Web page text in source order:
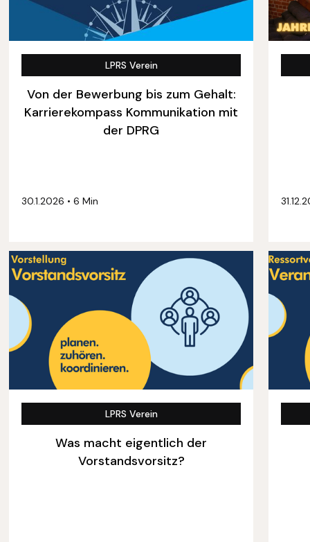
LPRS Verein
Von der Bewerbung bis zum Gehalt:
Karrierekompass Kommunikation mit
der DPRG
30.1.2026 •6 Min
LPRS Verein
Was macht eigentlich der
Vorstandsvorsitz?